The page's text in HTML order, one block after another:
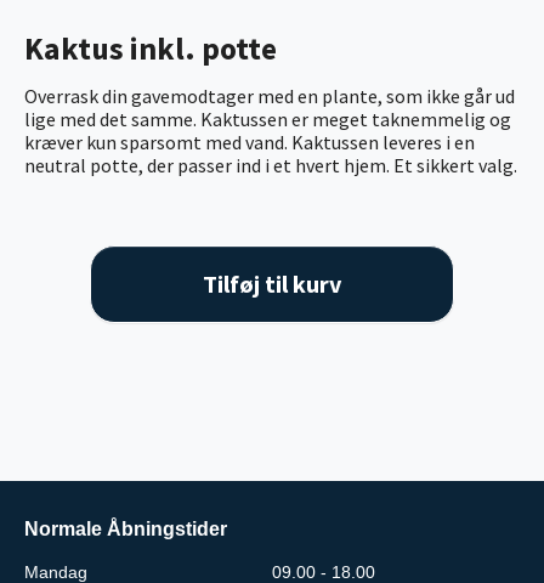
Kaktus inkl. potte
Overrask din gavemodtager med en plante, som ikke går ud
lige med det samme. Kaktussen er meget taknemmelig og
kræver kun sparsomt med vand. Kaktussen leveres i en
neutral potte, der passer ind i et hvert hjem. Et sikkert valg.
Tilføj til kurv
Normale Åbningstider
Mandag
09.00 - 18.00